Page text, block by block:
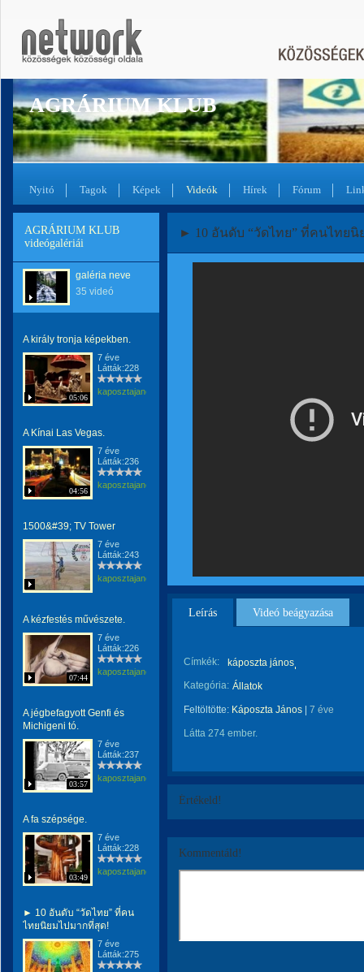
AGRÁRIUM KLUB
Nyitó Tagok Képek Videók Hírek Fórum
AGRÁRIUM KLUB
videógalériái
galéria neve
35 videó
A király tronja képekben.
05:06
7 éve
Látták:228
kaposztajanos
A Kínai Las Vegas.
04:56
7 éve
Látták:236
kaposztajanos
1500&#39; TV Tower
7 éve
Látták:243
kaposztajanos
A kézfestés művészete.
07:44
7 éve
Látták:226
kaposztajanos
A jégbefagyott Genfi és
Michigeni tó.
03:57
7 éve
Látták:237
kaposztajanos
A fa szépsége.
03:49
7 éve
Látták:228
kaposztajanos
► 10 อันดับ “วัดไทย” ที่คน
ไทยนิยมไปมากที่สุด!
7 éve
Látták:275
► 10 อันดับ “วัดไทย” ที่คนไทย
Leírás Videó beágyazása
Címkék:
káposzta jános
Kategória: Állatok
Feltöltötte: Káposzta János 7 éve
Látta 274 ember.
Értékeld!
Kommentáld!